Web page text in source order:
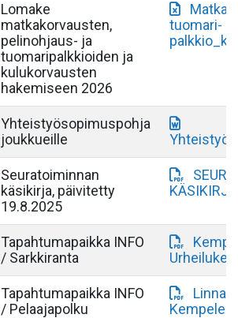
Lomake
matkakorvausten,
pelinohjaus- ja
tuomaripalkkioiden ja
kulukorvausten
hakemiseen 2026
tuomari-
Yhteistyösopimuspohja
joukkueille
Seuratoiminnan
käsikirja, päivitetty
19.8.2025
Tapahtumapaikka INFO
/ Sarkkiranta
Tapahtumapaikka INFO
/ Pelaajapolku